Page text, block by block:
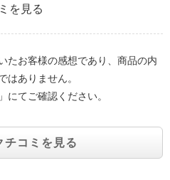
着している方は使用しな
ースを空ける。
地接続を行う。接地接続
に行う。
はないので、ほこりや
を見る
たお客様の感想であり、商品の内
はありません。
にてご確認ください。
チコミを見る